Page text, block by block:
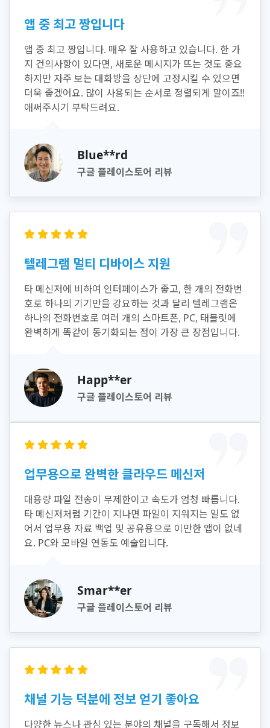
앱 중 최고 짱입니다
앱 중 최고 짱입니다. 매우 잘 사용하고 있습니다. 한 가
지 건의사항이 있다면, 새로운 메시지가 뜨는 것도 중요
하지만 자주 보는 대화방을 상단에 고정시킬 수 있으면
더욱 좋겠어요. 많이 사용되는 순서로 정렬되게 말이죠!!
애써주시기 부탁드려요.
Blue**rd
구글 플레이스토어 리뷰
텔레그램 멀티 디바이스 지원
타 메신저에 비하여 인터페이스가 좋고, 한 개의 전화번
호로 하나의 기기만을 강요하는 것과 달리 텔레그램은
하나의 전화번호로 여러 개의 스마트폰, PC, 태블릿에
완벽하게 똑같이 동기화되는 점이 가장 큰 장점입니다.
Happ**er
구글 플레이스토어 리뷰
업무용으로 완벽한 클라우드 메신저
대용량 파일 전송이 무제한이고 속도가 엄청 빠릅니다.
타 메신저처럼 기간이 지나면 파일이 지워지는 일도 없
어서 업무용 자료 백업 및 공유용으로 이만한 앱이 없네
요. PC와 모바일 연동도 예술입니다.
Smar**er
구글 플레이스토어 리뷰
채널 기능 덕분에 정보 얻기 좋아요
다양한 뉴스나 관심 있는 분야의 채널을 구독해서 정보